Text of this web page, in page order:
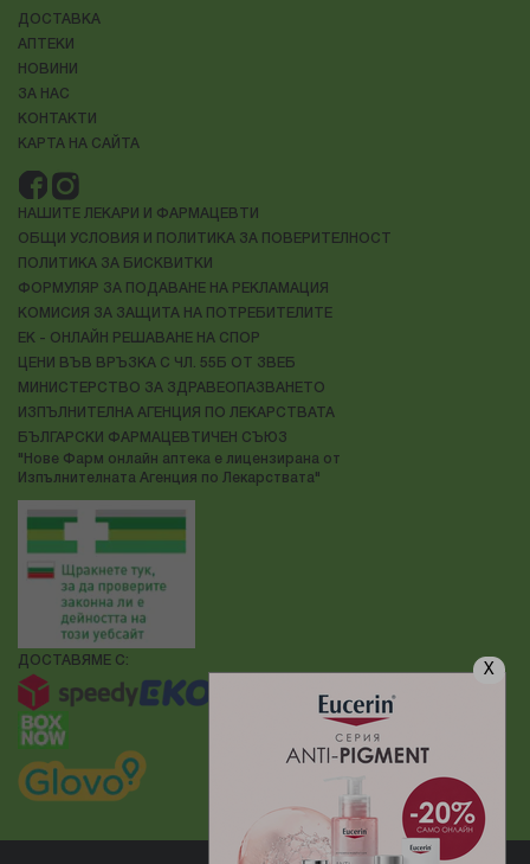
X
ДОСТАВКА
АПТЕКИ
НОВИНИ
ЗА НАС
КОНТАКТИ
КАРТА НА САЙТА
НАШИТЕ ЛЕКАРИ И ФАРМАЦЕВТИ
ОБЩИ УСЛОВИЯ И ПОЛИТИКА ЗА ПОВЕРИТЕЛНОСТ
ПОЛИТИКА ЗА БИСКВИТКИ
ФОРМУЛЯР ЗА ПОДАВАНЕ НА РЕКЛАМАЦИЯ
КОМИСИЯ ЗА ЗАЩИТА НА ПОТРЕБИТЕЛИТЕ
ЕК - ОНЛАЙН РЕШАВАНЕ НА СПОР
ЦЕНИ ВЪВ ВРЪЗКА С ЧЛ. 55Б ОТ ЗВЕБ
МИНИСТЕРСТВО ЗА ЗДРАВЕОПАЗВАНЕТО
ИЗПЪЛНИТЕЛНА АГЕНЦИЯ ПО ЛЕКАРСТВАТА
БЪЛГАРСКИ ФАРМАЦЕВТИЧЕН СЪЮЗ
"Нове Фарм онлайн аптека е лицензирана от
Изпълнителната Агенция по Лекарствата"
ДОСТАВЯМЕ С: